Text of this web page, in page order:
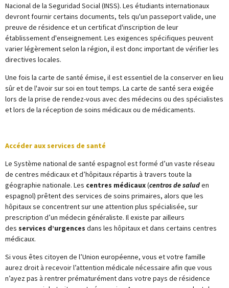
Nacional de la Seguridad Social (INSS). Les étudiants internationaux
devront fournir certains documents, tels qu'un passeport valide, une
preuve de résidence et un certificat d'inscription de leur
établissement d'enseignement. Les exigences spécifiques peuvent
varier légèrement selon la région, il est donc important de vérifier les
directives locales.
Une fois la carte de santé émise, il est essentiel de la conserver en lieu
sûr et de l'avoir sur soi en tout temps. La carte de santé sera exigée
lors de la prise de rendez-vous avec des médecins ou des spécialistes
et lors de la réception de soins médicaux ou de médicaments.
Accéder aux services de santé
Le Système national de santé espagnol est formé d’un vaste réseau
de centres médicaux et d’hôpitaux répartis à travers toute la
géographie nationale. Les centres médicaux(centros de saluden
espagnol) prêtent des services de soins primaires, alors que les
hôpitaux se concentrent sur une attention plus spécialisée, sur
prescription d’un médecin généraliste. Il existe par ailleurs
des services d’urgences dans les hôpitaux et dans certains centres
médicaux.
Si vous êtes citoyen de l’Union européenne, vous et votre famille
aurez droit à recevoir l’attention médicale nécessaire afin que vous
n’ayez pas à rentrer prématurément dans votre pays de résidence